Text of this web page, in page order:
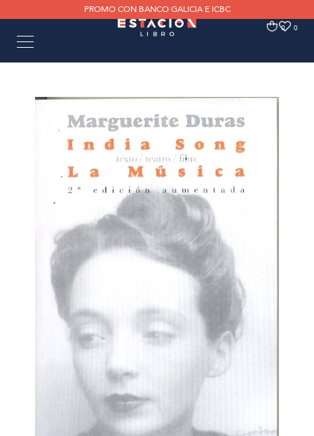
PROMO CON BANCO GALICIA E ICBC
0 0